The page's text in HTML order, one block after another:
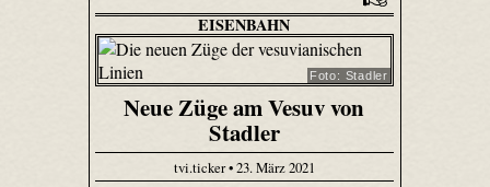
EISENBAHN
Foto: Stadler
Neue Züge am Vesuv von
Stadler
tvi.ticker • 23. März 2021